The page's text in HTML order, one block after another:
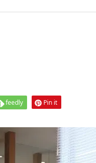
feedly Pin it